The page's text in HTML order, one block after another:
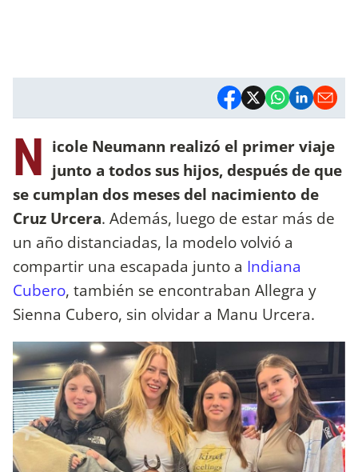
N icole Neumann realizó el primer viaje
junto a todos sus hijos, después de que
se cumplan dos meses del nacimiento de
Cruz Urcera. Además, luego de estar más de
un año distanciadas, la modelo volvió a
compartir una escapada junto a Indiana
Cubero, también se encontraban Allegra y
Sienna Cubero, sin olvidar a Manu Urcera.